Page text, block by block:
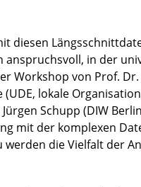
diesen
anspruchsvoll, in der
Workshop von Prof. Dr.
lokale
Schupp (DIW
mit der komplexen
die Vielfalt der